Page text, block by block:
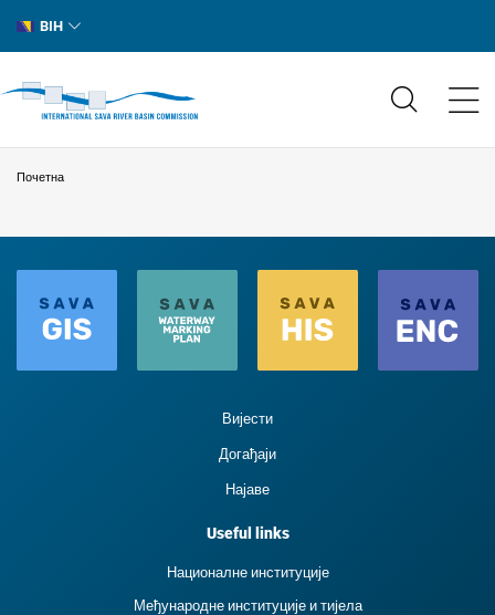
BIH
Почетна
Вијести
Догађаји
Најаве
Useful links
Националне институције
Међународне институције и тиjела